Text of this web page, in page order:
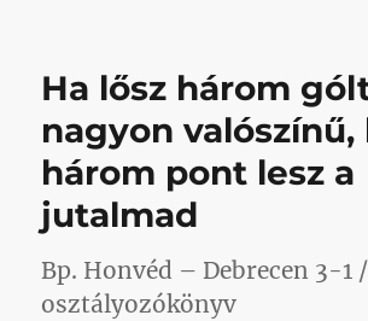
Ha lősz három
nagyon valószínű,
három pont lesz a
jutalmad
Bp. Honvéd – Debrecen 3-1
osztályozókönyv